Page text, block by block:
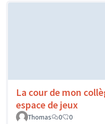
La cour de mon
espace de jeux
Thomas
0 0